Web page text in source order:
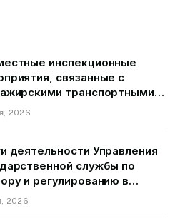
инспекционные
связанные с
транспортными
на территории
2026
деятельности Управления
службы по
и регулированию в
транспорта ГБАО в
2026